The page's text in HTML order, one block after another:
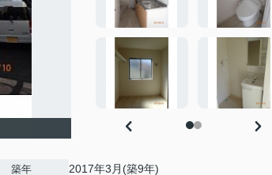
築年 2017年3月(築9年)